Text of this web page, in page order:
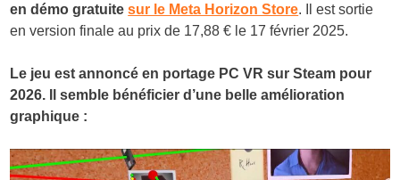
en démo gratuitesur le Meta Horizon Store. Il est sortie
en version finale au prix de 17,88 € le 17 février 2025.
Le jeu est annoncé en portage PC VR sur Steam pour
2026. Il semble bénéficier d’une belle amélioration
graphique :